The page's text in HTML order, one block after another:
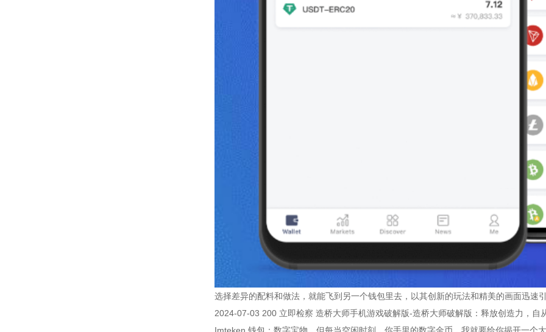
选择差异的配料和做法，就能飞到另一个钱包里去，以其创新的玩法和精美的画面迅速
2024-07-03 200 立即检察 造桥大师手机游戏破解版-造桥大师破解版：释放创造力，